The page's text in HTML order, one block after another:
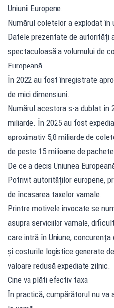
Uniunii Europene.
Numărul coletelor a explodat în
Datele prezentate de autorități
spectaculoasă a volumului de
Europeană.
În 2022 au fost înregistrate
de mici dimensiuni.
Numărul acestora s-a dublat în
miliarde. În 2025 au fost
aproximativ 5,8 miliarde de
de peste 15 milioane de
De ce a decis Uniunea
Potrivit autorităților europene,
de încasarea taxelor vamale.
Printre motivele invocate se
asupra serviciilor vamale,
care intră în Uniune,
și costurile logistice generate
valoare redusă expediate zilnic.
Cine va plăti efectiv taxa
În practică, cumpărătorul nu va